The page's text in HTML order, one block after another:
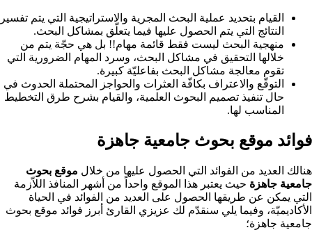
القيام بتحديد عملية البحث المجرية والاستراتيجية التي يتم تفسير
النتائج التي يتم الحصول عليها فيما يتعلّق بمشاكل البحث.
منهجية البحث ليست فقط قائمة مهام!! بل هي حجّة يتم من
خلالها التحقيق في مشاكل البحث، وسرد المهام الضرورية التي
تقوم معالجة مشاكل البحث بفاعليّة كبيرة.
التوقّع والاعتراف بكافّة العثرات والحواجز المحتملة الحدوث في
حال تنفيذ تصميم البحوث العلمية، والقيام بشرح طرق التخطيط
المناسب لها.
فوائد موقع بحوث جامعية جاهزة
هنالك العديد من الفوائد التي الحصول عليها من خلال موقع بحوث
جامعية جاهزة حيث يعتبر هذا الموقع واحداً من أشهر المنافذ اللاّزمة
التي يمكن عن طريقها الحصول على العديد من الفوائد في الحياة
الأكاديميّة، وفيما يلي سنقدّم لك عزيزي القارئ أبرز فوائد موقع بحوث
جامعية جاهزة؛